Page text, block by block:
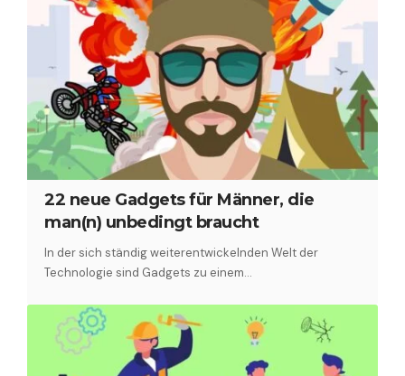
22 neue Gadgets für Männer, die
man(n) unbedingt braucht
In der sich ständig weiterentwickelnden Welt der
Technologie sind Gadgets zu einem…